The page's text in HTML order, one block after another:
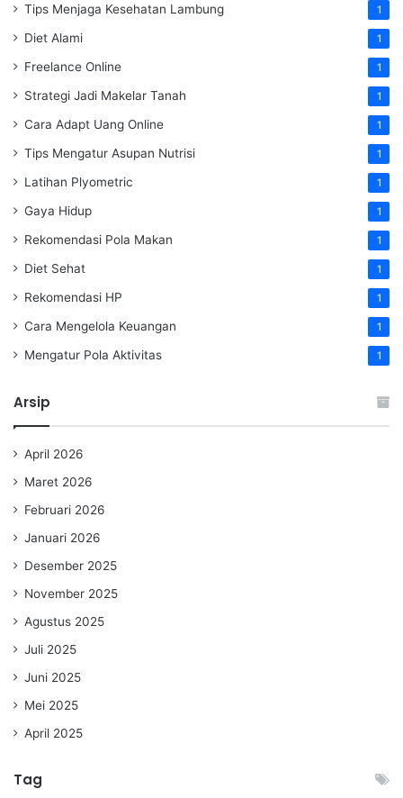
Tips Menjaga Kesehatan Lambung 1
Diet Alami 1
Freelance Online 1
Strategi Jadi Makelar Tanah 1
Cara Adapt Uang Online 1
Tips Mengatur Asupan Nutrisi 1
Latihan Plyometric 1
Gaya Hidup 1
Rekomendasi Pola Makan 1
Diet Sehat 1
Rekomendasi HP 1
Cara Mengelola Keuangan 1
Mengatur Pola Aktivitas 1
Arsip
April 2026
Maret 2026
Februari 2026
Januari 2026
Desember 2025
November 2025
Agustus 2025
Juli 2025
Juni 2025
Mei 2025
April 2025
Tag